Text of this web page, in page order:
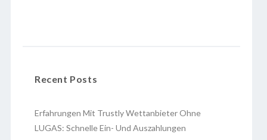
Recent Posts
Erfahrungen Mit Trustly Wettanbieter Ohne
LUGAS: Schnelle Ein- Und Auszahlungen